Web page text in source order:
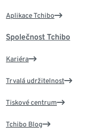
Aplikace Tchibo
Společnost Tchibo
Kariéra
Trvalá udržitelnost
Tiskové centrum
Tchibo Blog